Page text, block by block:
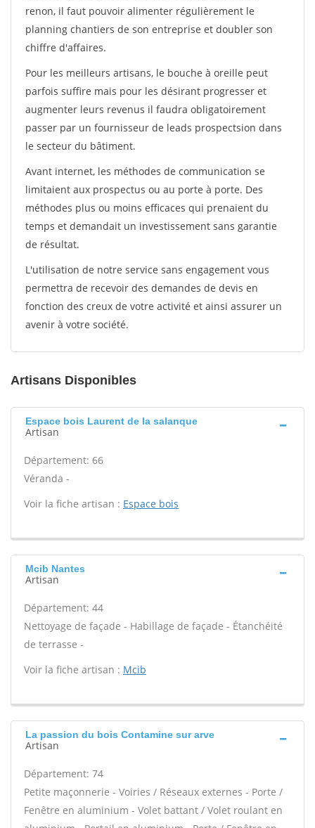
renon, il faut pouvoir alimenter régulièrement le
planning chantiers de son entreprise et doubler son
chiffre d'affaires.
Pour les meilleurs artisans, le bouche à oreille peut
parfois suffire mais pour les désirant progresser et
augmenter leurs revenus il faudra obligatoirement
passer par un fournisseur de leads prospectsion dans
le secteur du bâtiment.
Avant internet, les méthodes de communication se
limitaient aux prospectus ou au porte à porte. Des
méthodes plus ou moins efficaces qui prenaient du
temps et demandait un investissement sans garantie
de résultat.
L'utilisation de notre service sans engagement vous
permettra de recevoir des demandes de devis en
fonction des creux de votre activité et ainsi assurer un
avenir à votre société.
Artisans Disponibles
Espace bois Laurent de la salanque
Artisan
Département: 66
Véranda -
Voir la fiche artisan : Espace bois
Mcib Nantes
Artisan
Département: 44
Nettoyage de façade - Habillage de façade - Étanchéité
de terrasse -
Voir la fiche artisan : Mcib
La passion du bois Contamine sur arve
Artisan
Département: 74
Petite maçonnerie - Voiries / Réseaux externes - Porte /
Fenêtre en aluminium - Volet battant / Volet roulant en